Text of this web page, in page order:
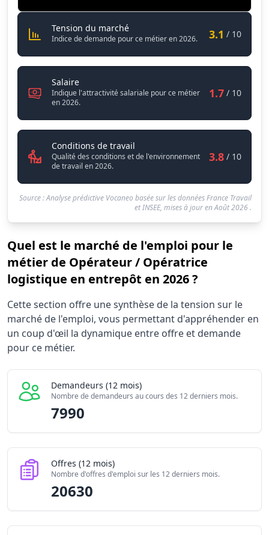
Tension du marchéOpérateur / Opératrice logistique
Indice de demande pour ce métier en 2026. 3.1 / 10
SalaireOpérateur / Opératrice logistique en entrepôt
Indique l'attractivité salariale pour ce métier
en 2026.
1.7 / 10
Conditions de travail
Qualité des conditions et de l'environnement
de travail en 2026.
3.8 / 10
Source : Analyse prédictive Vocaneo basée sur les données France Travail
et INSEE, mises à jour enAoût 2026.
Quel est le marché de l'emploi pour le
métier de Opérateur / Opératrice
logistique en entrepôt en 2026 ?
Statistiques recrutement Opérateur / Opératrice
Indicateur
Demandeurs d'emploi (12 mois)
Offres publiées (12 mois)
Indice de tension globale
Cette section offre une synthèse de la tension sur le
marché de l'emploi, vous permettant d'appréhender en
un coup d'œil la dynamique entre offre et demande
pour ce métier.
Demandeurs (12 mois)
Nombre de demandeurs au cours des 12 derniers mois.
7990
Offres (12 mois)
Nombre d'offres d'emploi sur les 12 derniers mois.
20630